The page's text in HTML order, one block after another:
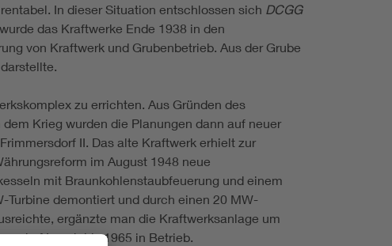
In dieser Situation entschlossen sich DCGG
das Kraftwerke Ende 1938 in den
von Kraftwerk und Grubenbetrieb. Aus der Grube
zu errichten. Aus Gründen des
Krieg wurden die Planungen dann auf neuer
II. Das alte Kraftwerk erhielt zur
im August 1948 neue
mit Braunkohlenstaubfeuerung und einem
demontiert und durch einen 20 MW-
ergänzte man die Kraftwerksanlage um
I noch bis 1965 in Betrieb.